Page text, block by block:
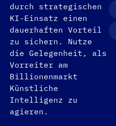
durch strategischen
KI-Einsatz einen
dauerhaften Vorteil
zu sichern. Nutze
die Gelegenheit, als
Vorreiter am
Billionenmarkt
Künstliche
Intelligenz zu
agieren.